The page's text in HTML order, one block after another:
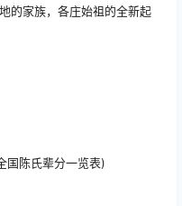
的家族，各庄始祖的全新起
国陈氏辈分一览表)